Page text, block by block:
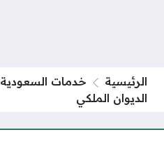
الرئيسية خدمات السعودية
الديوان الملكي